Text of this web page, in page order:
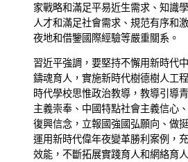
家戰略和滿足平易近生需求、知識
人才和滿足社會需求、規范有序和
夜地和借鑒國際經驗等嚴重關系。
習近平強調，要堅持不懈用新時代
鑄魂育人，實施新時代樹德樹人工
時代學校思惟政治教導，教導引導
主義崇奉、中國特點社會主義信心
復興信念，立報國強國弘願向、做
運用新時代偉年夜變革勝利案例，
效能，不斷拓展實踐育人和網絡育